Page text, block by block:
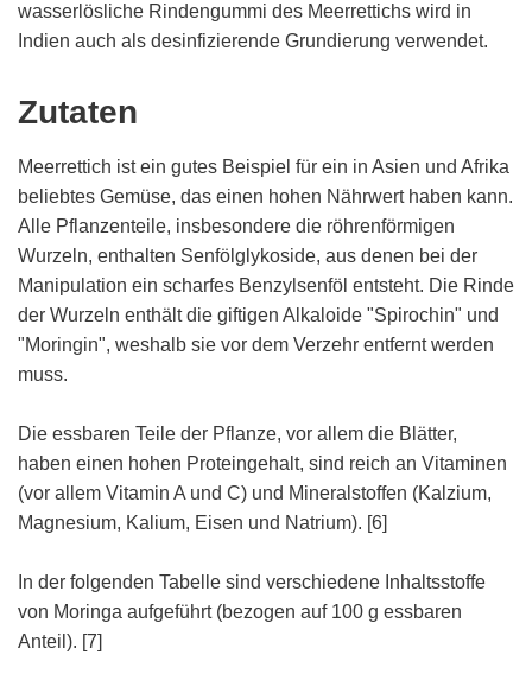
wasserlösliche Rindengummi des Meerrettichs wird in
Indien auch als desinfizierende Grundierung verwendet.
Zutaten
Meerrettich ist ein gutes Beispiel für ein in Asien und Afrika
beliebtes Gemüse, das einen hohen Nährwert haben kann.
Alle Pflanzenteile, insbesondere die röhrenförmigen
Wurzeln, enthalten Senfölglykoside, aus denen bei der
Manipulation ein scharfes Benzylsenföl entsteht. Die Rinde
der Wurzeln enthält die giftigen Alkaloide "Spirochin" und
"Moringin", weshalb sie vor dem Verzehr entfernt werden
muss.
Die essbaren Teile der Pflanze, vor allem die Blätter,
haben einen hohen Proteingehalt, sind reich an Vitaminen
(vor allem Vitamin A und C) und Mineralstoffen (Kalzium,
Magnesium, Kalium, Eisen und Natrium). [6]
In der folgenden Tabelle sind verschiedene Inhaltsstoffe
von Moringa aufgeführt (bezogen auf 100 g essbaren
Anteil). [7]